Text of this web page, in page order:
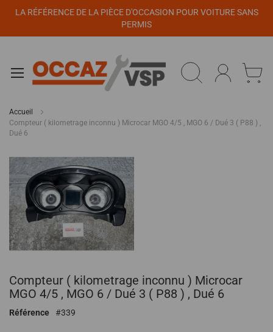
LA RÉFÉRENCE DE LA PIÈCE D'OCCASION POUR VOITURE SANS
PERMIS
Accueil
Compteur ( kilometrage inconnu ) Microcar MGO 4/5 , MGO 6 / Dué 3 ( P88 ) ,
Dué 6
Passer
à
la
fin
de
la
galerie
d’images
au
début
la
Compteur ( kilometrage inconnu ) Microcar
MGO 4/5 , MGO 6 / Dué 3 ( P88 ) , Dué 6
Référence 339
Panneau de gestion des cookies